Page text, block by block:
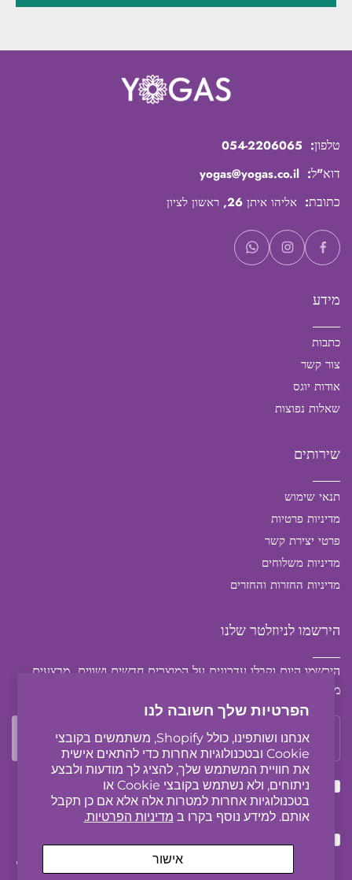
הפרטיות שלך חשובה לנו
אנחנו ושותפינו, כולל Shopify, משתמשים בקובצי
Cookie ובטכנולוגיות אחרות כדי להתאים אישית
את חוויית המשתמש שלך, להציג לך מודעות ולבצע
ניתוחים, ולא נשתמש בקובצי Cookie או
בטכנולוגיות אחרות למטרות אלה אלא אם כן תקבל
אותם. למידע נוסף בקרו ב מדיניות הפרטיות.
אישור
טלפון: 054-2206065
דוא"ל: yogas@yogas.co.il
כתובת: אליהו איתן 26, ראשון לציון
מידע
כתבות
צור קשר
אודות יוגס
שאלות נפוצות
שירותים
תנאי שימוש
מדיניות פרטיות
פרטי יצירת קשר
מדיניות משלוחים
מדיניות החזרות והחזרים
הירשמו לניוזלטר שלנו
הירשמו היום וקבלו עדכונים על המוצרים חדשים ושווים, מבצעים
מיוחדים ועוד.
אני מאשר/ת שקראתי ואני מסכימ/ה לתנאי השימוש
מדיניות פרטיות
אלקטרונים (לרבות דוא"ל, הודעה, sms ועוד) הודעות שיווקיות,
הזמנות לכנסים ואירועים, עדכונים לרבות עדכונים מקצועיים,